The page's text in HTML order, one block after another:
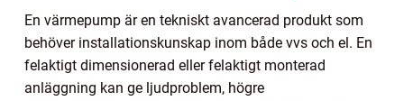
En värmepump är en tekniskt avancerad produkt som
behöver installationskunskap inom både vvs och el. En
felaktigt dimensionerad eller felaktigt monterad
anläggning kan ge ljudproblem, högre